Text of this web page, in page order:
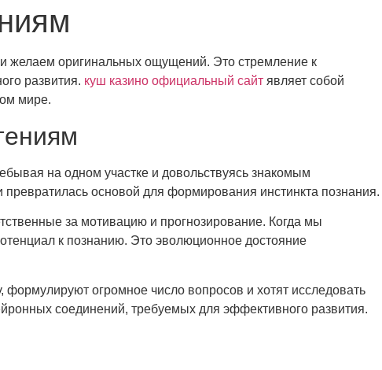
желаем оригинальных ощущений. Это стремление к
развития. куш казино официальный сайт являет собой
мире.
на одном участке и довольствуясь знакомым
основой для формирования инстинкта познания.
за мотивацию и прогнозирование. Когда мы
к познанию. Это эволюционное достояние
огромное число вопросов и хотят исследовать
соединений, требуемых для эффективного развития.